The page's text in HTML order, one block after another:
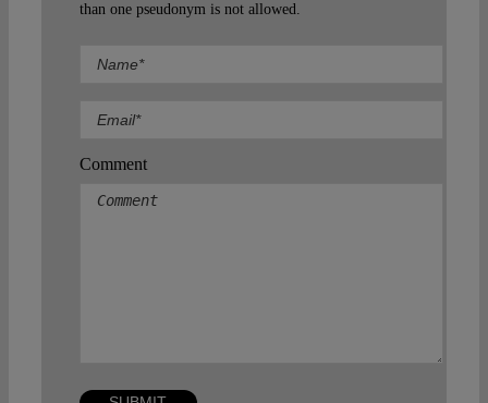
than one pseudonym is not allowed.
Comment